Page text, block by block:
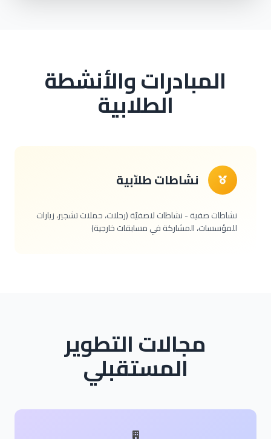
المبادرات والأنشطة
الطلابية
نشاطات طلاّبية
نشاطات صفية - نشاطات لاصفيّة (رحلات، حملات تشجير، زيارات
للمؤسسات، المشاركة في مسابقات خارجية)
مجالات التطوير
المستقبلي